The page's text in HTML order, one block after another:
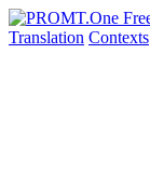
Translation Contexts